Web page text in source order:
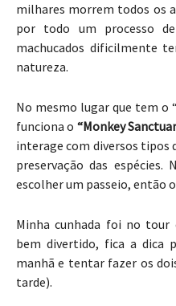
milhares morrem todos os
por todo um processo
machucados dificilmente
natureza.
No mesmo lugar que tem o
funciona o “Monkey
interage com diversos tipos
preservação das
escolher um passeio, então
Minha cunhada foi no tour
bem divertido, fica a dica
manhã e tentar fazer os
tarde).